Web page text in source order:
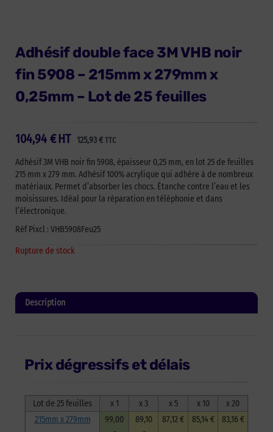
Adhésif double face 3M VHB noir
fin 5908 – 215mm x 279mm x
0,25mm – Lot de 25 feuilles
104,94 € 125,93€ TTC
HT
Adhésif 3M VHB noir fin 5908, épaisseur 0,25 mm, en lot 25 de feuilles
215 mm x 279 mm. Adhésif 100% acrylique qui adhère à de nombreux
matériaux. Permet d’absorber les chocs. Étanche contre l’eau et les
moisissures. Idéal pour la réparation en téléphonie et dans
l’électronique.
Réf Pixcl : VHB5908Feu25
Rupture de stock
Description
Prix dégressifs et délais
Lot de 25 feuilles x 1 x 3 x 5 x 10
x 20
215mm x 279mm
99,00
89,10
87,12 € 85,14 € 83,16 €